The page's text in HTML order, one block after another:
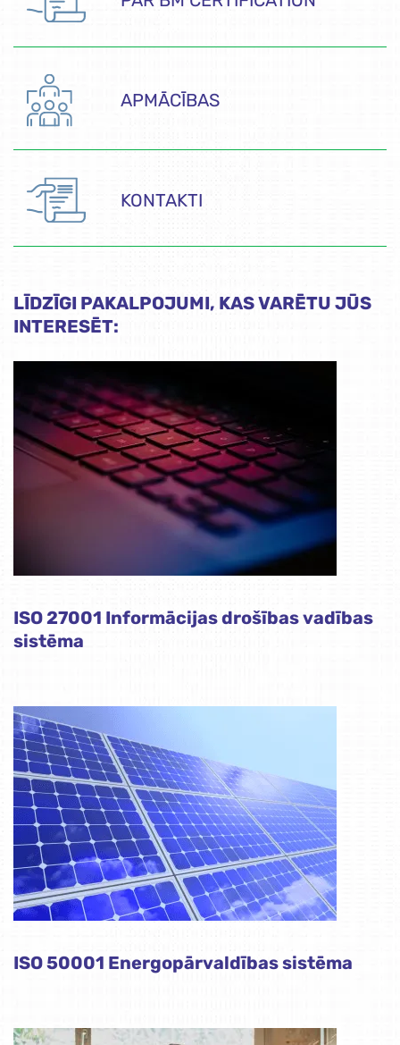
APMĀCĪBAS
KONTAKTI
LĪDZĪGI PAKALPOJUMI, KAS VARĒTU JŪS
INTERESĒT:
ISO 27001 Informācijas drošības vadības
sistēma
ISO 50001 Energopārvaldības sistēma